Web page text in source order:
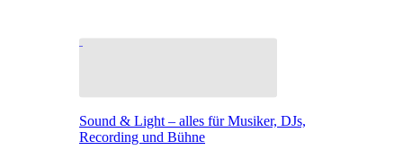
Sound & Light – alles für Musiker, DJs,
Recording und Bühne